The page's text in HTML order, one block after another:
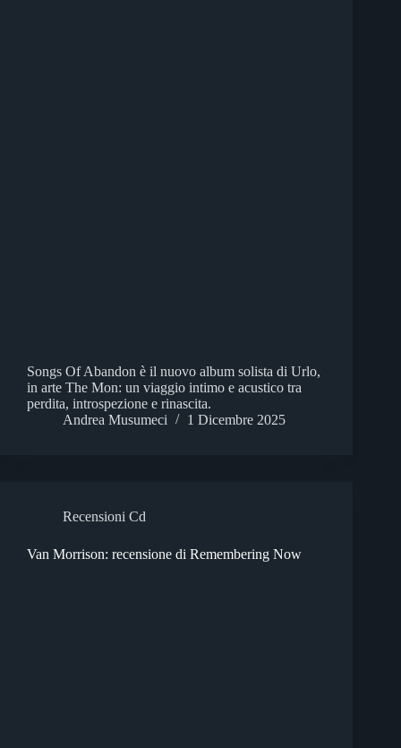
Songs Of Abandon è il nuovo album solista di Urlo,
in arte The Mon: un viaggio intimo e acustico tra
perdita, introspezione e rinascita.
Andrea Musumeci
1 Dicembre 2025
Recensioni Cd
Van Morrison: recensione di Remembering Now